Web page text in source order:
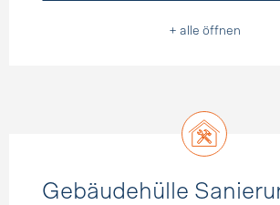
+ alle öffnen
Gebäudehülle